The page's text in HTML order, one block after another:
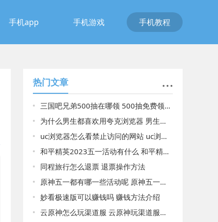
手机app 手机游戏 手机教程
热门文章
三国吧兄弟500抽在哪领 500抽免费领取方法分享
为什么男生都喜欢用夸克浏览器 男生都喜欢用夸克浏览器原因揭晓
uc浏览器怎么看禁止访问的网站 uc浏览器看禁止访问的网站
和平精英2023五一活动有什么 和平精英2023五一活动详细介绍以及领取
同程旅行怎么退票 退票操作方法
原神五一都有哪一些活动呢 原神五一详细的活动介绍
妙看极速版可以赚钱吗 赚钱方法介绍
云原神怎么玩渠道服 云原神玩渠道服的方法